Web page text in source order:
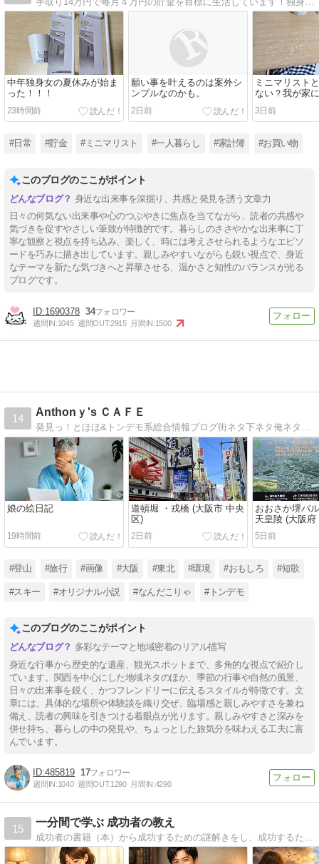
中年独身女の夏休みが始ま
った！！！
23時間前
願い事を叶えるのは案外シ
ンプルなのかも。
2日前
ミニマリスト
ない？我が家
ありません。
3日前
#日常 #貯金 #ミニマリスト #一人暮らし #家計簿 #お買い物
このブログのここがポイント
身近な出来事を深掘り、共感と発見を誘う文章力
日々の何気ない出来事や心のつぶやきに焦点を当てながら、読者の共感や
気づきを促すやさしい筆致が特徴的です。暮らしのささやかな出来事に丁
寧な観察と視点を持ち込み、楽しく、時には考えさせられるようなエピソ
ードを巧みに描き出しています。親しみやすいながらも鋭い視点で、身近
なテーマを新たな気づきへと昇華させる、温かさと知性のバランスが光る
ブログです。
1690378 34
週間IN:1045 週間OUT:2915 月間IN:1500
14
Anthonｙ's ＣＡＦＥ
娘の絵日記
19時間前
道頓堀 ・戎橋 (大阪市 中央
区)
2日前
おおさか堺バ
天皇陵 (大阪府
5日前
#登山 #旅行 #画像 #大阪 #東北 #環境 #おもしろ #短歌
#スキー #オリジナル小説 #なんだこりゃ #トンデモ
このブログのここがポイント
多彩なテーマと地域密着のリアル描写
身近な行事から歴史的な遺産、観光スポットまで、多角的な視点で紹介し
ています。関西を中心にした地域ネタのほか、季節の行事や自然の風景、
日々の出来事を鋭く、かつフレンドリーに伝えるスタイルが特徴です。文
章には、具体的な場所や体験談を織り交ぜ、臨場感と親しみやすさを兼ね
備え、読者の興味を引きつける着眼点が光ります。親しみやすさと深みを
併せ持ち、暮らしの中の発見や、ちょっとした旅気分を味わえる工夫に富
んでいます。
485819 17
週間IN:1040 週間OUT:1290 月間IN:4290
15
一分間で学ぶ 成功者の教え